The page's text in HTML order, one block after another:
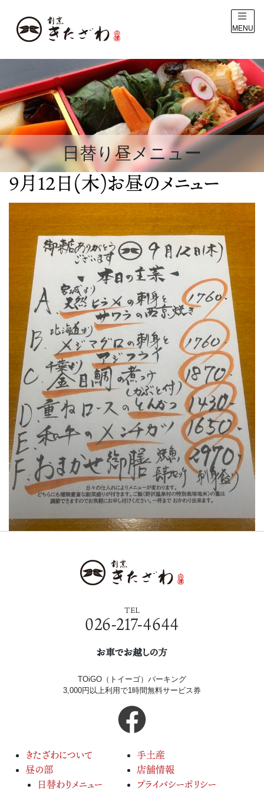
MENU
日替り昼メニュー
9月12日(木)お昼のメニュー
TEL
026-217-4644
お車でお越しの方
TOiGO（トイーゴ）パーキング
3,000円以上利用で1時間無料サービス券
きたざわについて
昼の部
日替わりメニュー
手土産
店舗情報
プライバシーポリシー